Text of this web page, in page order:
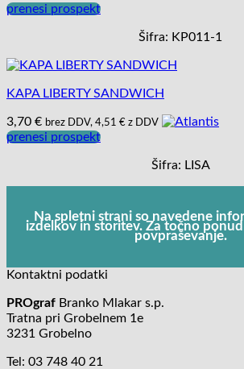
prenesi prospekt
Šifra: KP011-1
KAPA LIBERTY SANDWICH
3,70 € brez DDV, 4,51 € z DDV
prenesi prospekt
Šifra: LISA
Na spletni strani so navedene
izdelkov in storitev. Za točno
povpraševanje.
Kontaktni podatki
PROgraf Branko Mlakar s.p.
Tratna pri Grobelnem 1e
3231 Grobelno
Tel: 03 748 40 21